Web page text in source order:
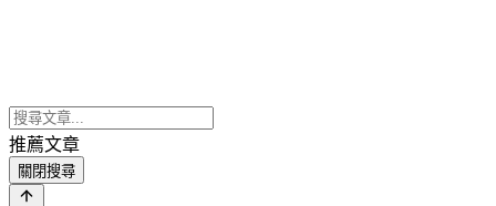
推薦文章
關閉搜尋